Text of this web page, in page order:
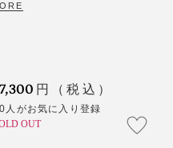
円（税込）
人がお気に入り登録
OUT